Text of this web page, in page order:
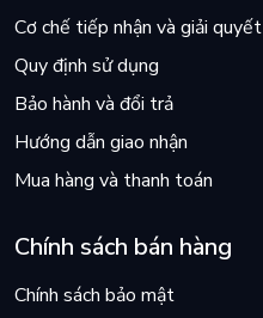
Cơ chế tiếp nhận và giải quyết
Quy định sử dụng
Bảo hành và đổi trả
Hướng dẫn giao nhận
Mua hàng và thanh toán
Chính sách bán hàng
Chính sách bảo mật